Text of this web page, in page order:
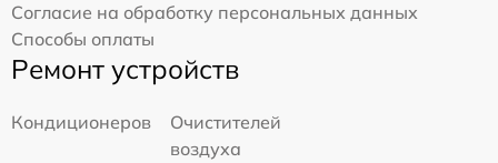
Согласие на обработку персональных данных
Способы оплаты
Ремонт устройств
Кондиционеров
Очистителей
воздуха